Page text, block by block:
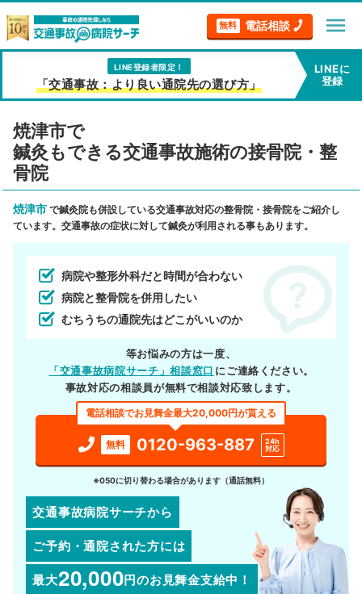
無料 電話相談 menu
LINE登録者限定！
「交通事故：より良い通院先の選び方」
LINEに
登録
焼津市で
鍼灸もできる交通事故施術の接骨院・整
骨院
焼津市 で鍼灸院も併設している交通事故対応の整骨院・接骨院をご紹介し
ています。交通事故の症状に対して鍼灸が利用される事もあります。
病院や整形外科だと時間が合わない
病院と整骨院を併用したい
むちうちの通院先はどこがいいのか
等お悩みの方は一度、
「交通事故病院サーチ」相談窓口 にご連絡ください。
事故対応の相談員が無料で相談対応致します。
電話相談でお見舞金最大20,000円が貰える
無料 0120-963-887
24h
対応
※050に切り替わる場合があります（通話無料）
交通事故病院サーチから
ご予約・通院された方には
最大20,000円のお見舞金支給中！